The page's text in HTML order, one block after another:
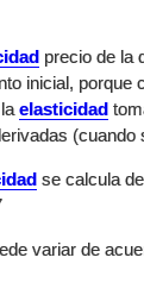
precio de la
inicial, porque
elasticidad
(cuando
se calcula
variar de